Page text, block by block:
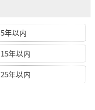
5年以内
15年以内
25年以内